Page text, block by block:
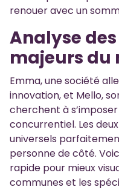
renouer avec un
Analyse
majeurs du
Emma, une société
innovation, et Mello,
cherchent à
concurrentiel. Les
universels
personne de côté.
rapide pour mieux
communes et les